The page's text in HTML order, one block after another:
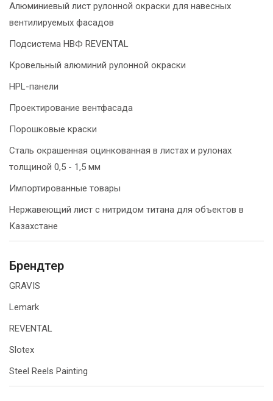
Алюминиевый лист рулонной окраски для навесных
вентилируемых фасадов
Подсистема НВФ REVENTAL
Кровельный алюминий рулонной окраски
HPL-панели
Проектирование вентфасада
Порошковые краски
Сталь окрашенная оцинкованная в листах и рулонах
толщиной 0,5 - 1,5 мм
Импортированные товары
Нержавеющий лист с нитридом титана для объектов в
Казахстане
Брендтер
GRAVIS
Lemark
REVENTAL
Slotex
Steel Reels Painting